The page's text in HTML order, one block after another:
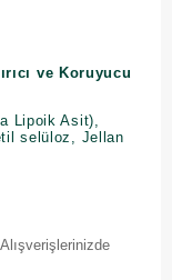
ve Koruyucu
Lipoik Asit),
selüloz, Jellan